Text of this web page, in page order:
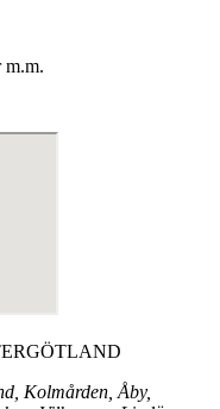
m.m.
Kolmården, Åby,